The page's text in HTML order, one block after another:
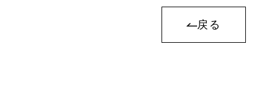
戻る